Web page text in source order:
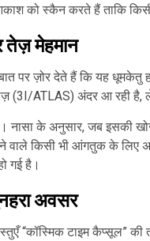
को स्कैन करते हैं ताकि
तेज़ मेहमान
पर ज़ोर देते हैं कि यह धूमकेतु
(3I/ATLAS) अंदर आ रही है,
नासा के अनुसार, जब इसकी
वाले किसी भी आंगतुक के लिए
गई है।
अवसर
“कॉस्मिक टाइम कैप्सूल”